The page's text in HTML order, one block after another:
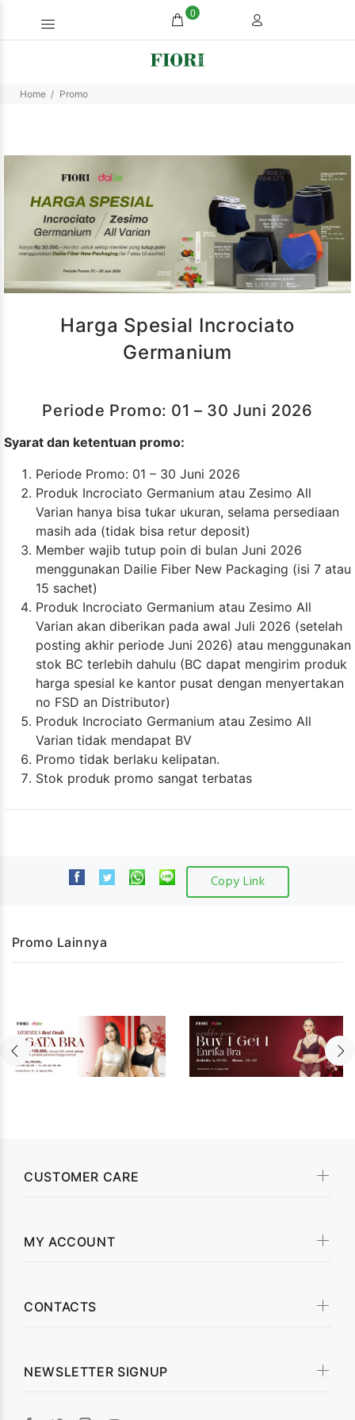
0
Home Promo
Harga Spesial Incrociato
Germanium
Periode Promo: 01 – 30 Juni 2026
Syarat dan ketentuan promo:
Periode Promo: 01 – 30 Juni 2026
Produk Incrociato Germanium atau Zesimo All
Varian hanya bisa tukar ukuran, selama persediaan
masih ada (tidak bisa retur deposit)
Member wajib tutup poin di bulan Juni 2026
menggunakan Dailie Fiber New Packaging (isi 7 atau
15 sachet)
Produk Incrociato Germanium atau Zesimo All
Varian akan diberikan pada awal Juli 2026 (setelah
posting akhir periode Juni 2026) atau menggunakan
stok BC terlebih dahulu (BC dapat mengirim produk
harga spesial ke kantor pusat dengan menyertakan
no FSD an Distributor)
Produk Incrociato Germanium atau Zesimo All
Varian tidak mendapat BV
Promo tidak berlaku kelipatan.
Stok produk promo sangat terbatas
Copy Link
Promo Lainnya
CUSTOMER CARE
MY ACCOUNT
CONTACTS
NEWSLETTER SIGNUP